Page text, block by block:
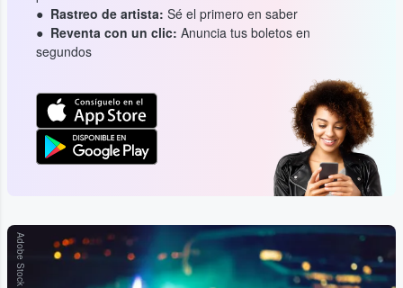
Rastreo de artista: Sé el primero en saber
Reventa con un clic: Anuncia tus boletos en
segundos
Adobe Stock